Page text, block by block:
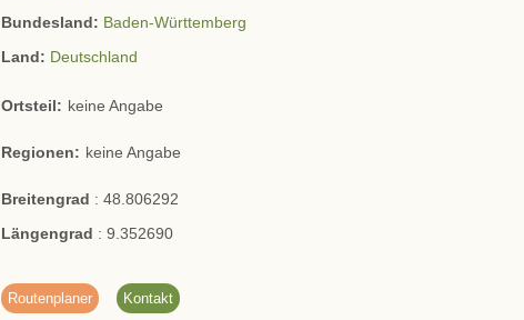
Bundesland: Baden-Württemberg
Land: Deutschland
Ortsteil: keine Angabe
Regionen: keine Angabe
Breitengrad :48.806292
Längengrad :9.352690
Routenplaner Kontakt